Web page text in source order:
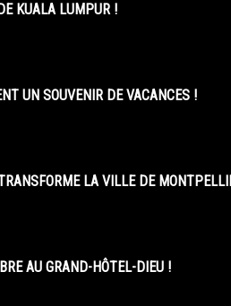
KUALA LUMPUR !
UN SOUVENIR DE VACANCES !
LA VILLE DE
AU GRAND-HÔTEL-DIEU !